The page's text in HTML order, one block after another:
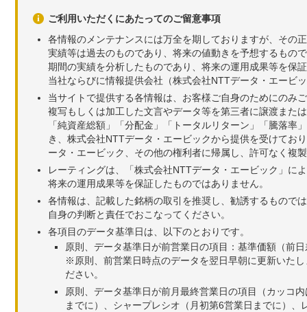
ご利用いただくにあたってのご留意事項
各情報のメンテナンスには万全を期しておりますが、その
実績等は過去のものであり、将来の値動きを予想するもの
期間の実績を分析したものであり、将来の運用成果等を保
当社ならびに情報提供会社（株式会社NTTデータ・エービ
当サイトで提供する各情報は、お客様ご自身のためにのみ
複写もしくは加工した文言やデータ等を第三者に譲渡また
「純資産総額」「分配金」「トータルリターン」「騰落
き、株式会社NTTデータ・エービックから提供を受けてお
ータ・エービック、その他の権利者に帰属し、許可なく複
レーティングは、「株式会社NTTデータ・エービック」に
将来の運用成果等を保証したものではありません。
各情報は、記載した銘柄の取引を推奨し、勧誘するもので
自身の判断と責任でおこなってください。
各項目のデータ基準日は、以下のとおりです。
原則、データ基準日が前営業日の項目：基準価額（前
※原則、前営業日時点のデータを翌日早朝に更新いた
ださい。
原則、データ基準日が前月最終営業日の項目（カッコ
までに）、シャープレシオ（月初第6営業日までに）